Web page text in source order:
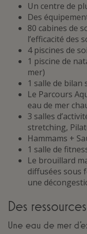
Un centre de
Des
80 cabines de
l’efficacité des
4 piscines de
1 piscine de
mer)
1 salle de bilan
Le Parcours
eau de mer
3 salles
stretching,
Hammams +
1 salle de
Le brouillard
diffusées sous
une
Des
Une eau de mer